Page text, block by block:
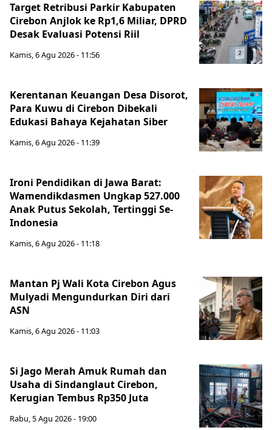
Target Retribusi Parkir Kabupaten
Cirebon Anjlok ke Rp1,6 Miliar, DPRD
Desak Evaluasi Potensi Riil
Kamis, 6 Agu 2026 - 11:56
Kerentanan Keuangan Desa Disorot,
Para Kuwu di Cirebon Dibekali
Edukasi Bahaya Kejahatan Siber
Kamis, 6 Agu 2026 - 11:39
Ironi Pendidikan di Jawa Barat:
Wamendikdasmen Ungkap 527.000
Anak Putus Sekolah, Tertinggi Se-
Indonesia
Kamis, 6 Agu 2026 - 11:18
Mantan Pj Wali Kota Cirebon Agus
Mulyadi Mengundurkan Diri dari
ASN
Kamis, 6 Agu 2026 - 11:03
Si Jago Merah Amuk Rumah dan
Usaha di Sindanglaut Cirebon,
Kerugian Tembus Rp350 Juta
Rabu, 5 Agu 2026 - 19:00